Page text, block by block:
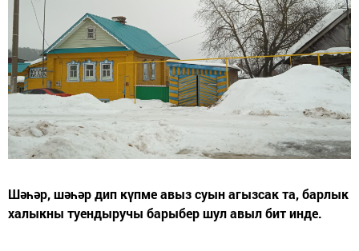
Шәһәр, шәһәр дип күпме авыз суын агызсак та, барлык
халыкны туендыручы барыбер шул авыл бит инде.